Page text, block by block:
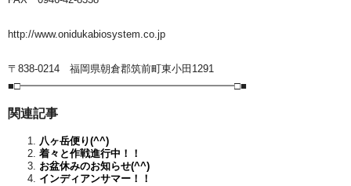
http://www.onidukabiosystem.co.jp
〒838-0214 福岡県朝倉郡筑前町東小田1291
■□━━━━━━━━━━━━━━━━━━━━━□■
関連記事
八ヶ岳便り(^^)
着々と作戦進行中！！
お盆休みのお知らせ(^^)
インディアンサマー！！